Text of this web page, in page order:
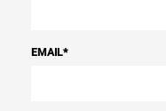
EMAIL*